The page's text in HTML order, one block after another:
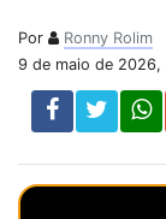
Por
Ronny Rolim
9 de maio de